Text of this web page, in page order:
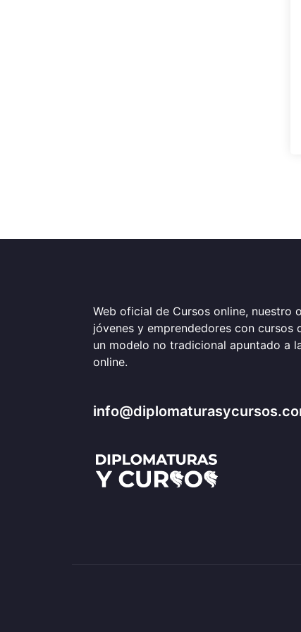
Web oficial de Cursos online, nuestro
jóvenes y emprendedores con cursos
un modelo no tradicional apuntado a
online.